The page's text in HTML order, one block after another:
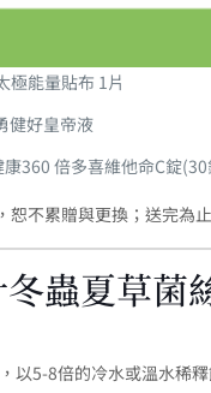
極能量貼布 1片
健好皇帝液
360 倍多喜維他命C錠
恕不累贈與更換；送完為止
蟲夏草菌
以5-8倍的冷水或溫水稀